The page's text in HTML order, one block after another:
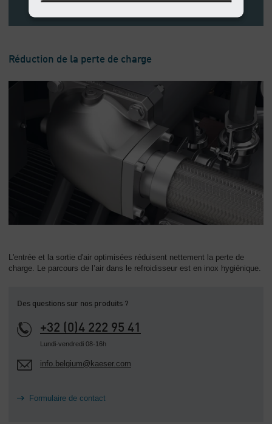
Réduction de la perte de charge
L'entrée et la sortie d'air optimisées réduisent nettement la perte de
charge. Le parcours de l’air dans le refroidisseur est en inox hygiénique.
Des questions sur nos produits ?
+32 (0)4 222 95 41
Lundi-vendredi 08-16h
info.belgium@kaeser.com
Formulaire de contact